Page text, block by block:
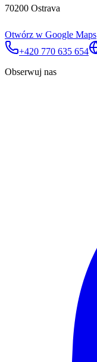
70200 Ostrava
Otwórz w Google Maps
+420 770 635 654
Obserwuj nas